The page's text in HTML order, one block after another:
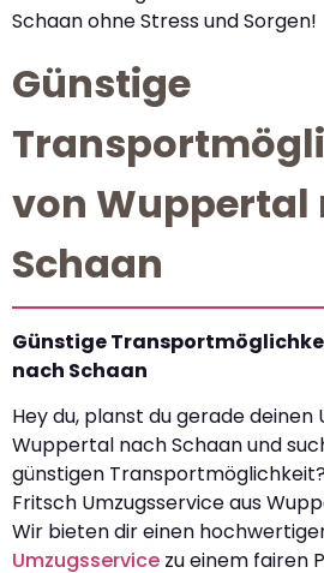
Schaan ohne Stress und Sorgen!
Günstige
von Wuppertal
Schaan
Günstige
nach Schaan
Hey du, planst du gerade deinen
Wuppertal nach Schaan und
günstigen
Fritsch Umzugsservice aus
Wir bieten dir einen
Umzugsservice zu einem fairen